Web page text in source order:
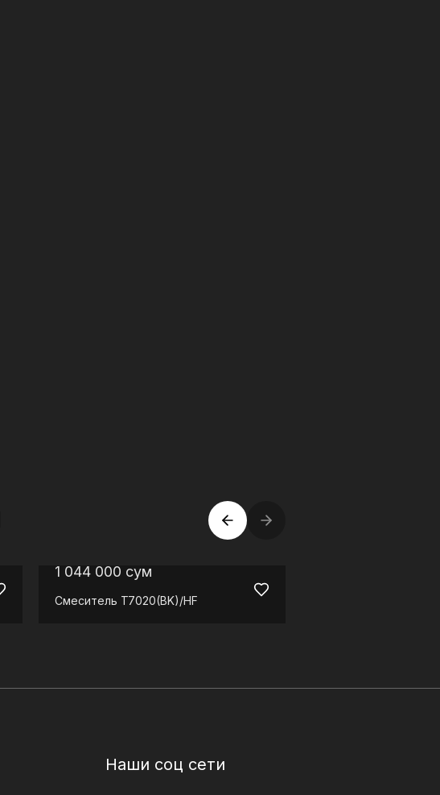
1 044 000 сум
Смеситель T7020(BK)/HF
Наши соц сети